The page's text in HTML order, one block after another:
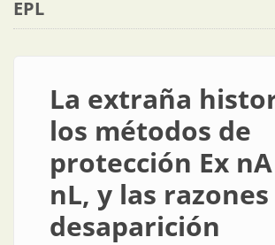
EPL
La extraña
los métodos de
protección Ex
nL, y las
desaparición